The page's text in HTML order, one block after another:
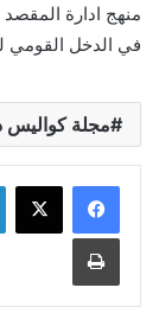
منهج ادارة
في الدخل القومي
مجلة كواليس
طباعة